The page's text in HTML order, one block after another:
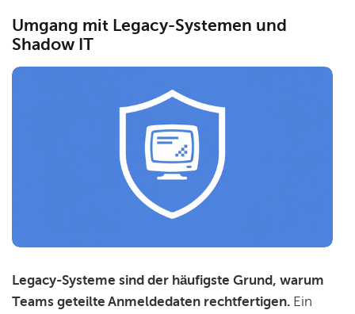
Umgang mit Legacy-Systemen und
Shadow IT
Legacy-Systeme sind der häufigste Grund, warum
Teams geteilte Anmeldedaten rechtfertigen. Ein